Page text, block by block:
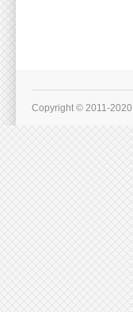
Copyright © 2011-2020